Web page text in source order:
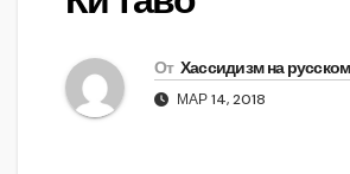
От Хассидизм на русском
МАР 14, 2018